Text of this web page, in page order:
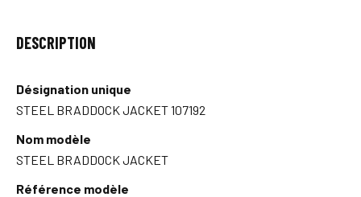
DESCRIPTION
Désignation unique
STEEL BRADDOCK JACKET 107192
Nom modèle
STEEL BRADDOCK JACKET
Référence modèle